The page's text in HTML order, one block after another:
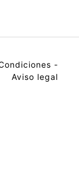
-
Aviso legal